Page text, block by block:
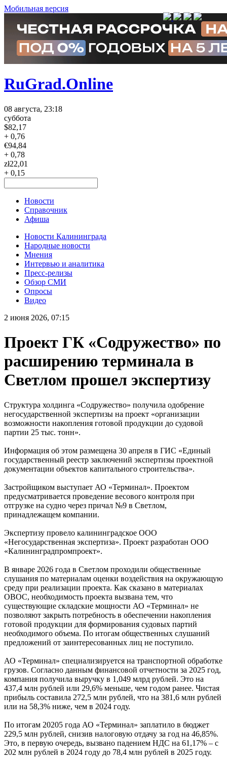
Мобильная версия
RuGrad.Online
08 августа, 23:18
суббота
$82,17
+ 0,76
€94,84
+ 0,78
zł22,01
+ 0,15
Новости
Справочник
Афиша
Новости Калининграда
Народные новости
Мнения
Интервью и аналитика
Пресс-релизы
Обзор СМИ
Опросы
Видео
2 июня 2026, 07:15
Проект ГК «Содружество» по
расширению терминала в
Светлом прошел экспертизу
Структура холдинга «Содружество» получила одобрение
негосударственной экспертизы на проект «организации
возможности накопления готовой продукции до судовой
партии 25 тыс. тонн».
Информация об этом размещена 30 апреля в ГИС «Единый
государственный реестр заключений экспертизы проектной
документации объектов капитального строительства».
Застройщиком выступает АО «Терминал». Проектом
предусматривается проведение весового контроля при
отгрузке на судно через причал №9 в Светлом,
принадлежащем компании.
Экспертизу провело калининградское ООО
«Негосударственная экспертиза». Проект разработан ООО
«Калининградпромпроект».
В январе 2026 года в Светлом проходили общественные
слушания по материалам оценки воздействия на окружающую
среду при реализации проекта. Как сказано в материалах
ОВОС, необходимость проекта вызвана тем, что
существующие складские мощности АО «Терминал» не
позволяют закрыть потребность в обеспечении накопления
готовой продукции для формирования судовых партий
необходимого объема. По итогам общественных слушаний
предложений от заинтересованных лиц не поступило.
АО «Терминал» специализируется на транспортной обработке
грузов. Согласно данным финансовой отчетности за 2025 год,
компания получила выручку в 1,049 млрд рублей. Это на
437,4 млн рублей или 29,6% меньше, чем годом ранее. Чистая
прибыль составила 272,5 млн рублей, что на 381,6 млн рублей
или на 58,3% ниже, чем в 2024 году.
По итогам 20205 года АО «Терминал» заплатило в бюджет
229,5 млн рублей, снизив налоговую отдачу за год на 46,85%.
Это, в первую очередь, вызвано падением НДС на 61,17% – с
202 млн рублей в 2024 году до 78,4 млн рублей в 2025 году.